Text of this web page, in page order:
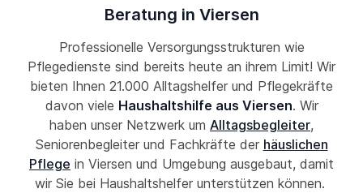
Beratung in Viersen
Professionelle Versorgungsstrukturen wie
Pflegedienste sind bereits heute an ihrem Limit! Wir
bieten Ihnen 21.000 Alltagshelfer und Pflegekräfte
davon viele Haushaltshilfe aus Viersen. Wir
haben unser Netzwerk um Alltagsbegleiter,
Seniorenbegleiter und Fachkräfte der häuslichen
Pflege in Viersen und Umgebung ausgebaut, damit
wir Sie bei Haushaltshelfer unterstützen können.